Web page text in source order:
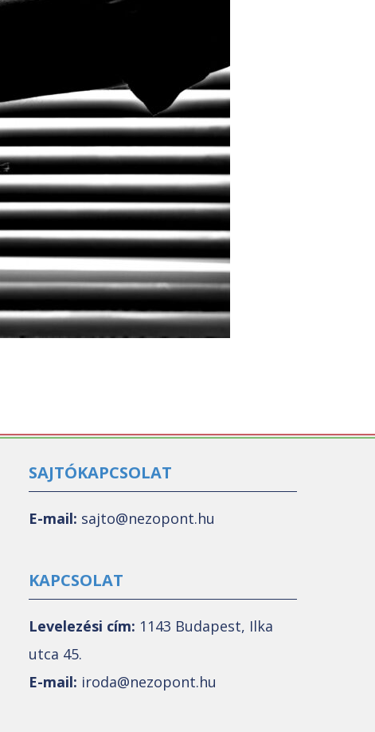
SAJTÓKAPCSOLAT
E-mail: sajto@nezopont.hu
KAPCSOLAT
Levelezési cím: 1143 Budapest, Ilka
utca 45.
E-mail: iroda@nezopont.hu